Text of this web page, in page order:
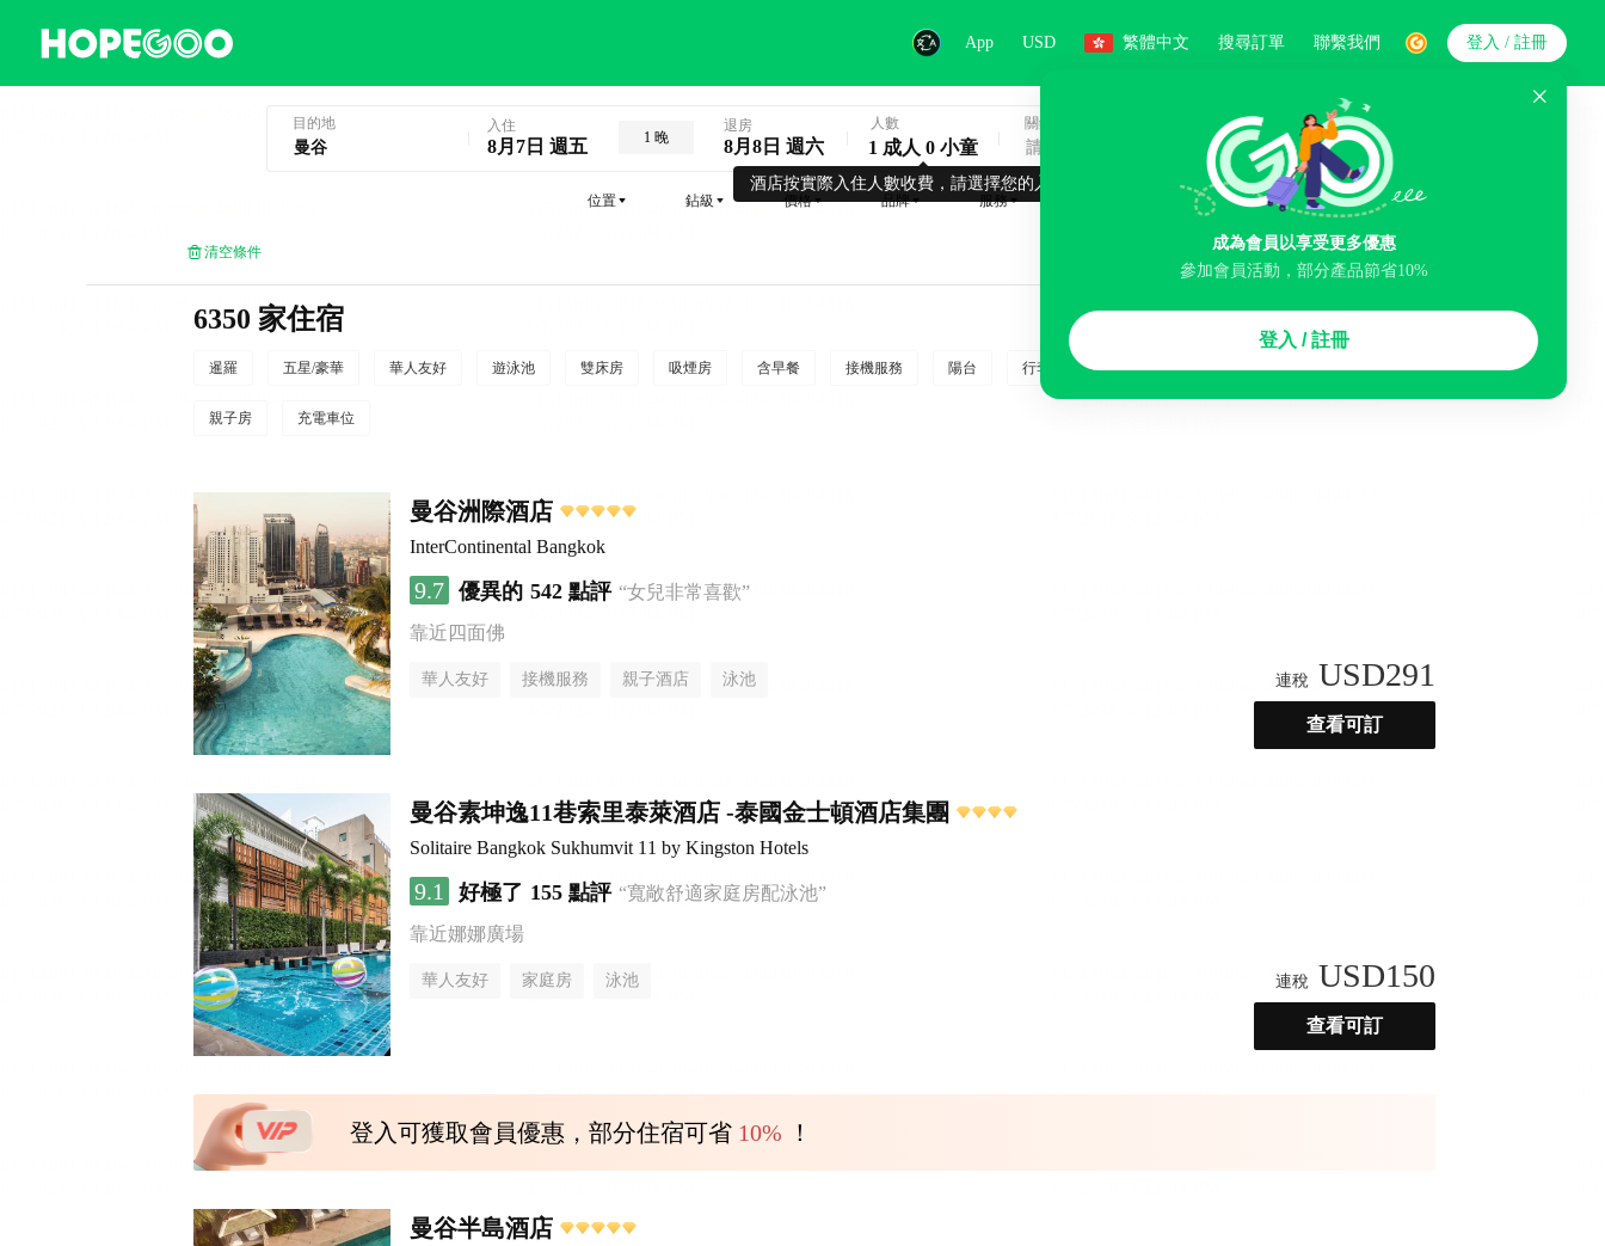
App USD 繁體中文 搜尋訂單 聯繫我們
成為會員以享受更多優惠
參加會員活動，部分產品節省10%
登入 / 註冊
登入 / 註冊
目的地 入住
8月7日 週五 1 晚
退房
8月8日 週六
酒店按實際入住人數收費，請選擇您的入住人數
人數
1 成人 0 小童
關鍵字
搜索
位置 鉆級 價格 品牌 服務
清空條件
6350 家住宿
暹羅 五星/豪華 華人友好 遊泳池 雙床房 吸煙房 含早餐 接機服務 陽台 行李寄存 免費取消 民宿 停車場
親子房 充電車位
曼谷洲際酒店
InterContinental Bangkok
9.7 優異的 542 點評 “女兒非常喜歡”
靠近四面佛
華人友好 接機服務 親子酒店 泳池 連稅 USD291
查看可訂
曼谷素坤逸11巷索里泰萊酒店 -泰國金士頓酒店集團
Solitaire Bangkok Sukhumvit 11 by Kingston Hotels
9.1 好極了 155 點評 “寬敞舒適家庭房配泳池”
靠近娜娜廣場
華人友好 家庭房 泳池 連稅 USD150
查看可訂
登入可獲取會員優惠，部分住宿可省 10% ！
曼谷半島酒店